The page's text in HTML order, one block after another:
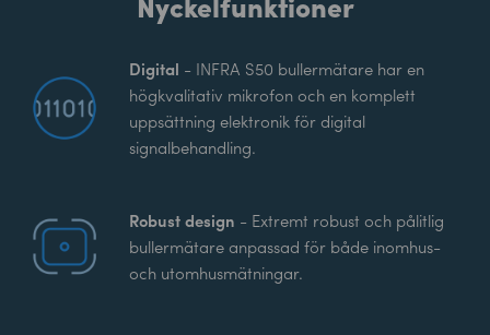
Digital - INFRA S50 bullermätare har en
högkvalitativ mikrofon och en komplett
uppsättning elektronik för digital
signalbehandling.
Robust design - Extremt robust och pålitlig
bullermätare anpassad för både inomhus-
och utomhusmätningar.